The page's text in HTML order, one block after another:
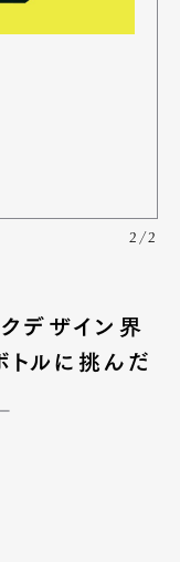
2/2
クデザイン界
トルに挑んだ